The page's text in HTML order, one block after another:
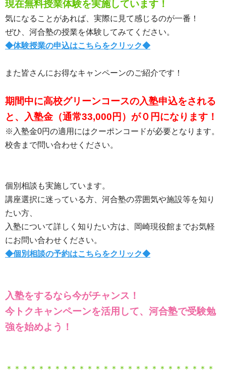
現在無料授業体験を実施しています！
気になることがあれば、実際に見て感じるのが一番！
ぜひ、河合塾の授業を体験してみてください。
◆体験授業の申込はこちらをクリック◆
また皆さんにお得なキャンペーンのご紹介です！
期間中に高校グリーンコースの入塾申込をされる
と、入塾金（通常33,000円）が０円になります！
※入塾金0円の適用にはクーポンコードが必要となります。
校舎まで問い合わせください。
個別相談も実施しています。
講座選択に迷っている方、河合塾の雰囲気や施設等を知り
たい方、
入塾について詳しく知りたい方は、岡崎現役館までお気軽
にお問い合わせください。
◆個別相談の予約はこちらをクリック◆
入塾をするなら今がチャンス！
今トクキャンペーンを活用して、河合塾で受験勉
強を始めよう！
＊＊＊＊＊＊＊＊＊＊＊＊＊＊＊＊＊＊＊＊＊＊＊＊＊＊